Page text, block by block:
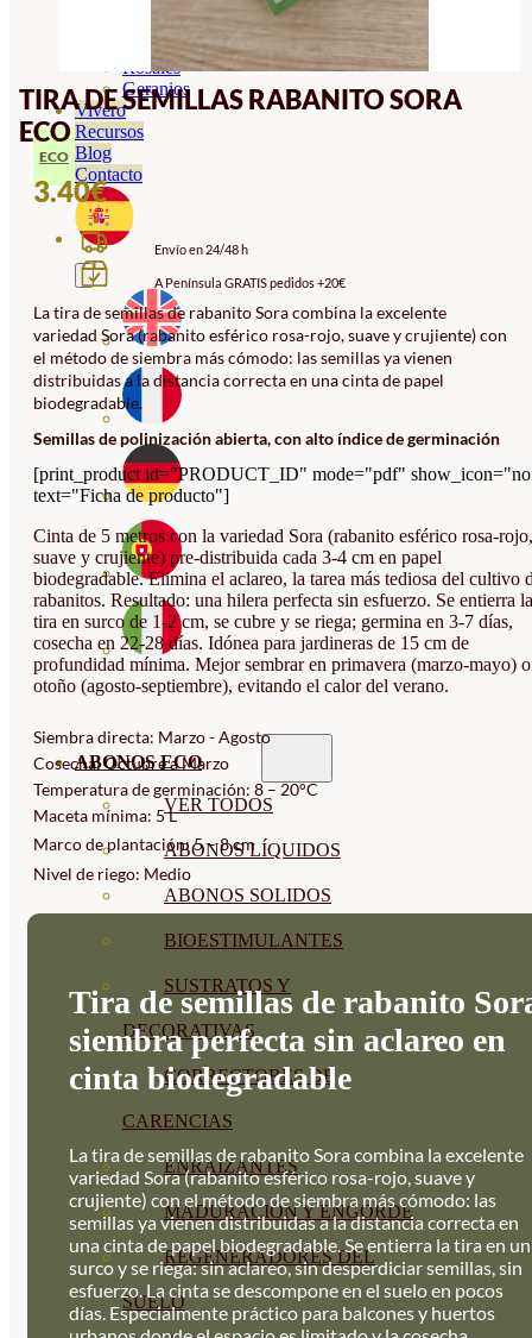
Ornamentales
Hortensias
Rosales
Geranios
Vivero
Recursos
Blog
Contacto
ABONOS ECO
VER TODOS
ABONOS LÍQUIDOS
ABONOS SOLIDOS
BIOESTIMULANTES
SUSTRATOS Y
DECORATIVAS
CORRECTORES DE
CARENCIAS
ENRAIZANTES
MADURACIÓN Y ENGORDE
REGENERADORES DEL
SUELO
TIRA DE SEMILLAS RABANITO SORA
ECO
ECO
3.40€
Envío en 24/48 h
A Península GRATIS pedidos +20€
La tira de semillas de rabanito Sora combina la excelente
variedad Sora (rabanito esférico rosa-rojo, suave y crujiente) con
el método de siembra más cómodo: las semillas ya vienen
distribuidas a la distancia correcta en una cinta de papel
biodegradable.
Semillas de polinización abierta, con alto índice de germinación
[print_product id="PRODUCT_ID" mode="pdf"
text="Ficha de producto"]
Cinta de 5 metros con la variedad Sora (rabanito esférico rosa-rojo,
suave y crujiente) pre-distribuida cada 3-4 cm en papel
biodegradable. Elimina el aclareo, la tarea más tediosa del cultivo
rabanitos. Resultado: una hilera perfecta sin esfuerzo. Se entierra la
tira en surco de 1-2 cm, se cubre y se riega; germina en 3-7 días,
cosecha en 22-28 días. Idónea para jardineras de 15 cm de
profundidad mínima. Mejor sembrar en primavera (marzo-mayo) o
otoño (agosto-septiembre), evitando el calor del verano.
Siembra directa: Marzo - Agosto
Cosecha: Octubre a Marzo
Temperatura de germinación: 8 – 20°C
Maceta mínima: 5 L
Marco de plantación: 5 – 8 cm
Nivel de riego: Medio
Tira de semillas de rabanito
siembra perfecta sin aclareo en
cinta biodegradable
La tira de semillas de rabanito Sora combina la excelente
variedad Sora (rabanito esférico rosa-rojo, suave y
crujiente) con el método de siembra más cómodo: las
semillas ya vienen distribuidas a la distancia correcta en
una cinta de papel biodegradable. Se entierra la tira en un
surco y se riega: sin aclareo, sin desperdiciar semillas, sin
esfuerzo. La cinta se descompone en el suelo en pocos
días. Especialmente práctico para balcones y huertos